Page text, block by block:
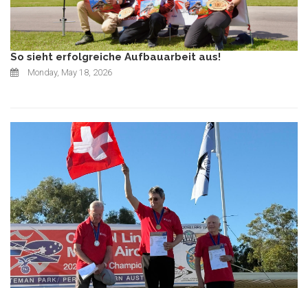
So sieht erfolgreiche Aufbauarbeit aus!
Monday, May 18, 2026